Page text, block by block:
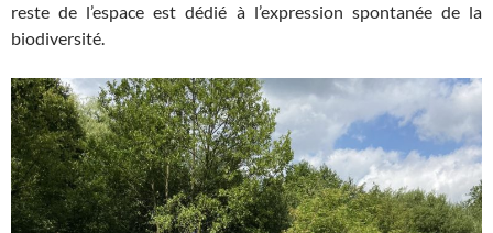
reste de l’espace est dédié à l’expression spontanée de la
biodiversité.